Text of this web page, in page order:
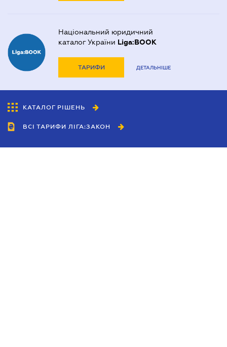
Національний юридичний
каталог України Liga:BOOK
ТАРИФИ ДЕТАЛЬНІШЕ
КАТАЛОГ РІШЕНЬ
ВСІ ТАРИФИ ЛІГА:ЗАКОН